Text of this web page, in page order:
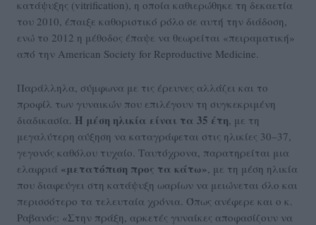
κατάψυξης (vitrification), η οποία καθιερώθηκε τη δεκαετία
του 2010, έπαιξε καθοριστικό ρόλο σε αυτή την διάδοση,
ενώ το 2012 η μέθοδος έπαψε να θεωρείται «πειραματική»
από την American Society for Reproductive Medicine.
Παράλληλα, σύμφωνα με τις έρευνες αλλάζει και το
προφίλ των γυναικών που επιλέγουν τη συγκεκριμένη
διαδικασία. Η μέση ηλικία είναι τα 35 έτη , με τη
μεγαλύτερη αύξηση να καταγράφεται στις ηλικίες 30–37,
γεγονός καθόλου τυχαίο. Ταυτόχρονα, παρατηρείται μια
ελαφριά «μετατόπιση προς τα κάτω» , με τη μέση ηλικία
που διαφεύγει στη κατάψυξη ωαρίων να μειώνεται όλο και
περισσότερο τα τελευταία χρόνια. Όπως ανέφερε και ο κ.
Ραβανός: «Στην πράξη, αρκετές γυναίκες αποφασίζουν να